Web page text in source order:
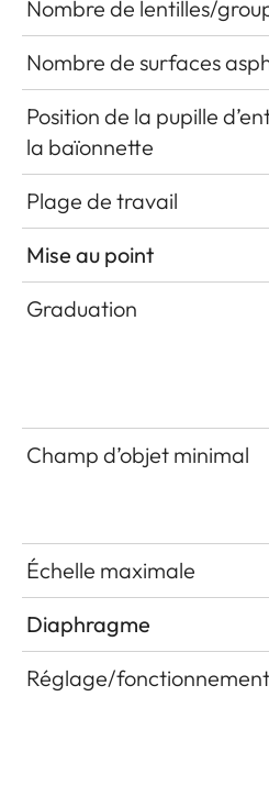
Nombre de lentilles/
Nombre de surfaces
Position de la pupille
la baïonnette
Plage de travail
Mise au point
Graduation
Champ d’objet minimal
Échelle maximale
Diaphragme
Réglage/fonctionnement